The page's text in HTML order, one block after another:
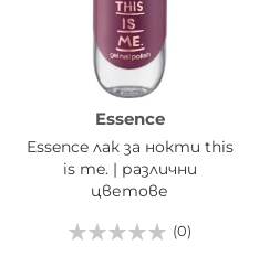
Essence
Essence лак за нокти this
is me. | различни
цветове
(0)